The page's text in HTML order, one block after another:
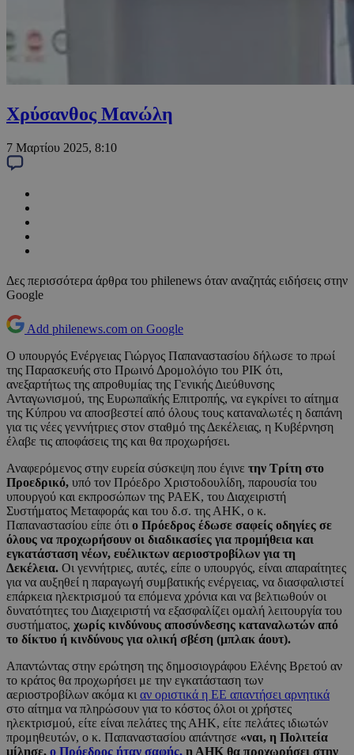
Χρύσανθος Μανώλη
7 Μαρτίου 2025, 8:10
Δες περισσότερα άρθρα του philenews όταν αναζητάς ειδήσεις στην
Google
Add philenews.com on Google
Ο υπουργός Ενέργειας Γιώργος Παπαναστασίου δήλωσε το πρωί
της Παρασκευής στο Πρωινό Δρομολόγιο του ΡΙΚ ότι,
ανεξαρτήτως της απροθυμίας της Γενικής Διεύθυνσης
Ανταγωνισμού, της Ευρωπαϊκής Επιτροπής, να εγκρίνει το αίτημα
της Κύπρου να αποσβεστεί από όλους τους καταναλωτές η δαπάνη
για τις νέες γεννήτριες στον σταθμό της Δεκέλειας, η Κυβέρνηση
έλαβε τις αποφάσεις της και θα προχωρήσει.
Αναφερόμενος στην ευρεία σύσκεψη που έγινε την Τρίτη στο
Προεδρικό, υπό τον Πρόεδρο Χριστοδουλίδη, παρουσία του
υπουργού και εκπροσώπων της ΡΑΕΚ, του Διαχειριστή
Συστήματος Μεταφοράς και του δ.σ. της ΑΗΚ, ο κ.
Παπαναστασίου είπε ότι ο Πρόεδρος έδωσε σαφείς οδηγίες σε
όλους να προχωρήσουν οι διαδικασίες για προμήθεια και
εγκατάσταση νέων, ευέλικτων αεριοστροβίλων για τη
Δεκέλεια. Οι γεννήτριες, αυτές, είπε ο υπουργός, είναι απαραίτητες
για να αυξηθεί η παραγωγή συμβατικής ενέργειας, να διασφαλιστεί
επάρκεια ηλεκτρισμού τα επόμενα χρόνια και να βελτιωθούν οι
δυνατότητες του Διαχειριστή να εξασφαλίζει ομαλή λειτουργία του
συστήματος, χωρίς κινδύνους αποσύνδεσης καταναλωτών από
το δίκτυο ή κινδύνους για ολική σβέση (μπλακ άουτ).
Απαντώντας στην ερώτηση της δημοσιογράφου Ελένης Βρετού αν
το κράτος θα προχωρήσει με την εγκατάσταση των
αεριοστροβίλων ακόμα κι αν οριστικά η ΕΕ απαντήσει αρνητικά
στο αίτημα να πληρώσουν για το κόστος όλοι οι χρήστες
ηλεκτρισμού, είτε είναι πελάτες της ΑΗΚ, είτε πελάτες ιδιωτών
προμηθευτών, ο κ. Παπαναστασίου απάντησε «ναι, η Πολιτεία
μίλησε, ο Πρόεδρος ήταν σαφής, η ΑΗΚ θα προχωρήσει στην